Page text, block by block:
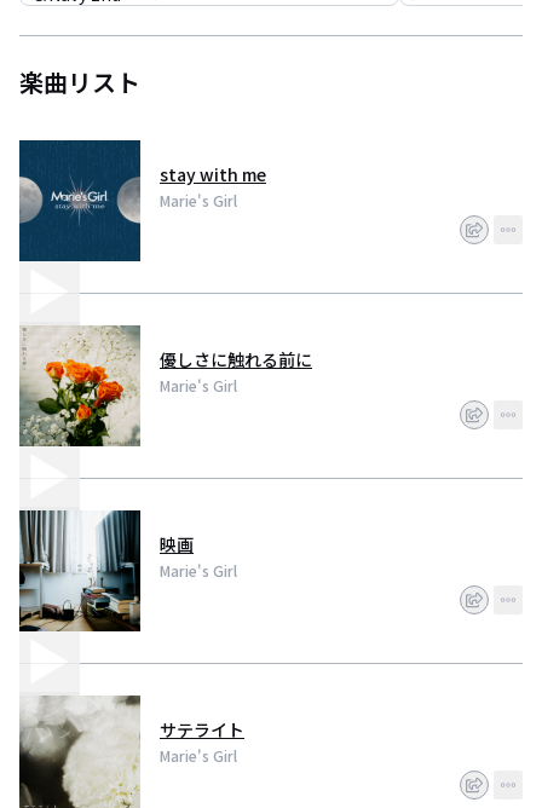
楽曲リスト
stay with me
Marie's Girl
優しさに触れる前に
Marie's Girl
映画
Marie's Girl
サテライト
Marie's Girl